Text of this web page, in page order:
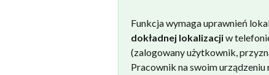
Funkcja wymaga uprawnień
dokładnej lokalizacji w
(zalogowany użytkownik,
Pracownik na swoim